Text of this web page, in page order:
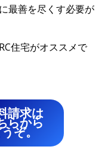
最善を尽くす必要が
住宅がオススメで
請求は
らから
ぞ。